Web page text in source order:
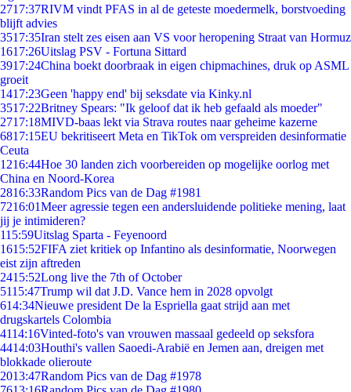
2717:37RIVM vindt PFAS in al de geteste moedermelk, borstvoeding
blijft advies
3517:35Iran stelt zes eisen aan VS voor heropening Straat van Hormuz
1617:26Uitslag PSV - Fortuna Sittard
3917:24China boekt doorbraak in eigen chipmachines, druk op ASML
groeit
1417:23Geen 'happy end' bij seksdate via Kinky.nl
3517:22Britney Spears: "Ik geloof dat ik heb gefaald als moeder"
2717:18MIVD-baas lekt via Strava routes naar geheime kazerne
6817:15EU bekritiseert Meta en TikTok om verspreiden desinformatie
Ceuta
1216:44Hoe 30 landen zich voorbereiden op mogelijke oorlog met
China en Noord-Korea
2816:33Random Pics van de Dag #1981
7216:01Meer agressie tegen een andersluidende politieke mening, laat
jij je intimideren?
115:59Uitslag Sparta - Feyenoord
1615:52FIFA ziet kritiek op Infantino als desinformatie, Noorwegen
eist zijn aftreden
2415:52Long live the 7th of October
5115:47Trump wil dat J.D. Vance hem in 2028 opvolgt
614:34Nieuwe president De la Espriella gaat strijd aan met
drugskartels Colombia
4114:16Vinted-foto's van vrouwen massaal gedeeld op seksfora
4414:03Houthi's vallen Saoedi-Arabië en Jemen aan, dreigen met
blokkade olieroute
2013:47Random Pics van de Dag #1978